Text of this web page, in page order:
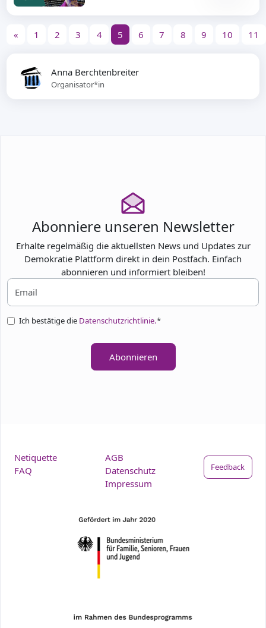
« 1 2 3 4 5 6 7 8 9 10 11
Anna Berchtenbreiter
Organisator*in
Abonniere unseren Newsletter
Erhalte regelmäßig die aktuellsten News und Updates zur
Demokratie Plattform direkt in dein Postfach. Einfach
abonnieren und informiert bleiben!
Ich bestätige die Datenschutzrichtlinie.*
Abonnieren
Netiquette
FAQ
AGB
Datenschutz
Impressum
Feedback